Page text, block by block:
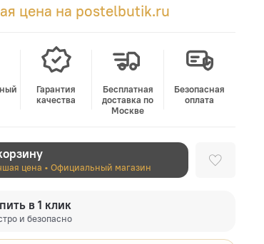
цена на postelbutik.ru
Гарантия
качества
Бесплатная
доставка по
Москве
Безопасная
оплата
цена • Официальный магазин
в 1 клик
и безопасно